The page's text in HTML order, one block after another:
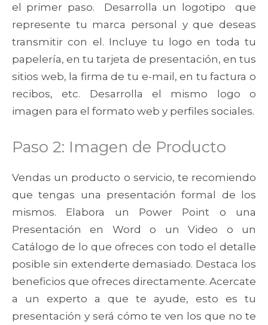
el primer paso. Desarrolla un logotipo que
represente tu marca personal y que deseas
transmitir con el. Incluye tu logo en toda tu
papelería, en tu tarjeta de presentación, en tus
sitios web, la firma de tu e-mail, en tu factura o
recibos, etc. Desarrolla el mismo logo o
imagen para el formato web y perfiles sociales.
Paso 2: Imagen de Producto
Vendas un producto o servicio, te recomiendo
que tengas una presentación formal de los
mismos. Elabora un Power Point o una
Presentación en Word o un Video o un
Catálogo de lo que ofreces con todo el detalle
posible sin extenderte demasiado. Destaca los
beneficios que ofreces directamente. Acercate
a un experto a que te ayude, esto es tu
presentación y será cómo te ven los que no te